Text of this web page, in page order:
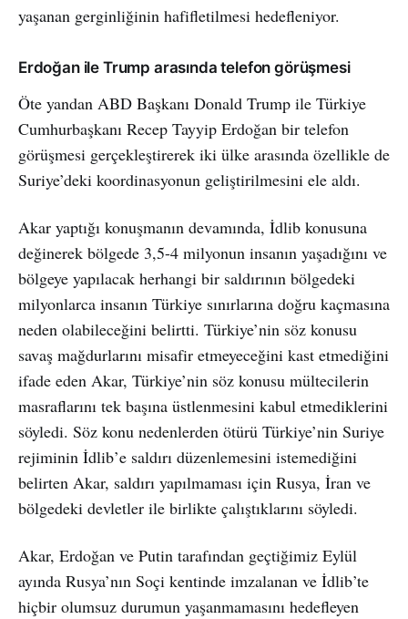
yaşanan gerginliğinin hafifletilmesi hedefleniyor.
Erdoğan ile Trump arasında telefon görüşmesi
Öte yandan ABD Başkanı Donald Trump ile Türkiye
Cumhurbaşkanı Recep Tayyip Erdoğan bir telefon
görüşmesi gerçekleştirerek iki ülke arasında özellikle de
Suriye’deki koordinasyonun geliştirilmesini ele aldı.
Akar yaptığı konuşmanın devamında, İdlib konusuna
değinerek bölgede 3,5-4 milyonun insanın yaşadığını ve
bölgeye yapılacak herhangi bir saldırının bölgedeki
milyonlarca insanın Türkiye sınırlarına doğru kaçmasına
neden olabileceğini belirtti. Türkiye’nin söz konusu
savaş mağdurlarını misafir etmeyeceğini kast etmediğini
ifade eden Akar, Türkiye’nin söz konusu mültecilerin
masraflarını tek başına üstlenmesini kabul etmediklerini
söyledi. Söz konu nedenlerden ötürü Türkiye’nin Suriye
rejiminin İdlib’e saldırı düzenlemesini istemediğini
belirten Akar, saldırı yapılmaması için Rusya, İran ve
bölgedeki devletler ile birlikte çalıştıklarını söyledi.
Akar, Erdoğan ve Putin tarafından geçtiğimiz Eylül
ayında Rusya’nın Soçi kentinde imzalanan ve İdlib’te
hiçbir olumsuz durumun yaşanmamasını hedefleyen